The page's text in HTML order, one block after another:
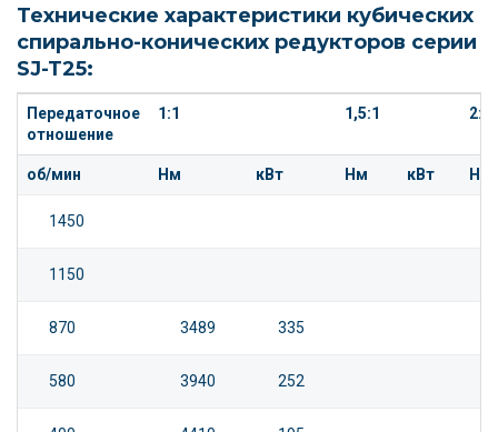
Технические характеристики кубических
спирально-конических редукторов серии
SJ-T25:
Передаточное
отношение
1:1 1,5:1 2:1
об/мин Нм кВт Нм кВт Нм
1450
1150
870 3489 335
580 3940 252